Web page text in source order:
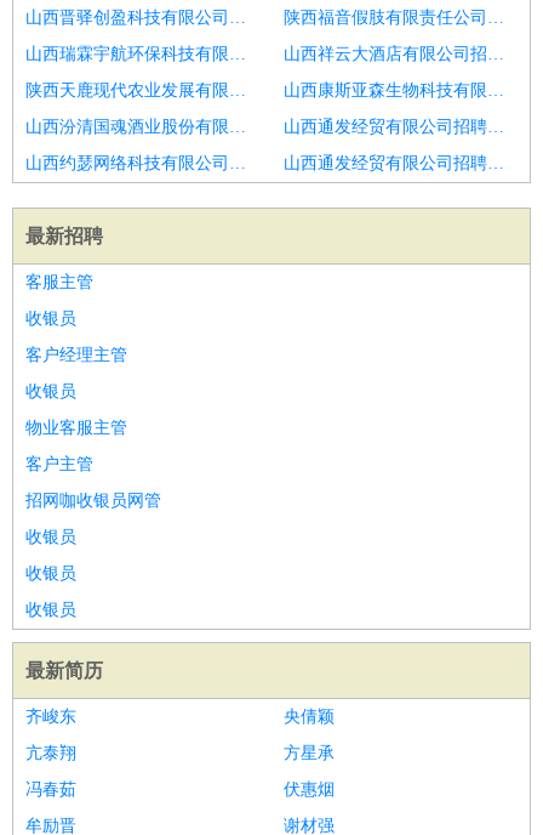
山西晋驿创盈科技有限公司招聘药剂师
陕西福音假肢有限责任公司招聘药剂师
山西瑞霖宇航环保科技有限公司招聘药剂师,药工
山西祥云大酒店有限公司招聘药剂师
陕西天鹿现代农业发展有限公司招聘,药师
山西康斯亚森生物科技有限公司招聘药剂师
山西汾清国魂酒业股份有限公司招聘西药工
山西通发经贸有限公司招聘中药调剂员
山西约瑟网络科技有限公司招聘中药师
山西通发经贸有限公司招聘中药调配员
最新招聘
客服主管
收银员
客户经理主管
收银员
物业客服主管
客户主管
招网咖收银员网管
收银员
收银员
收银员
最新简历
齐峻东
央倩颖
亢泰翔
方星承
冯春茹
伏惠烟
牟励晋
谢材强